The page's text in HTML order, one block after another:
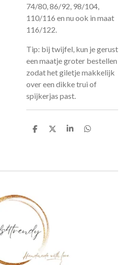
74/80, 86/92, 98/104,
110/116 en nu ook in maat
116/122.
Tip: bij twijfel, kun je gerust
een maatje groter bestellen
zodat het giletje makkelijk
over een dikke trui of
spijkerjas past.
D
D
S
D